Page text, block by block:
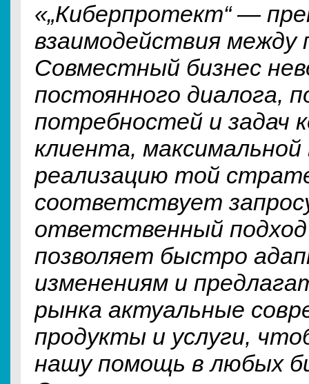
«„Киберпротект“ —
взаимодействия между
Совместный бизнес
постоянного диалога,
потребностей и задач
клиента, максимальной
реализацию той
соответствует
ответственный подход
позволяет быстро
изменениям и
рынка актуальные
продукты и услуги,
нашу помощь в любых